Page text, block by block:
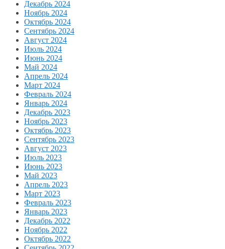
Декабрь 2024
Ноябрь 2024
Октябрь 2024
Сентябрь 2024
Август 2024
Июль 2024
Июнь 2024
Май 2024
Апрель 2024
Март 2024
Февраль 2024
Январь 2024
Декабрь 2023
Ноябрь 2023
Октябрь 2023
Сентябрь 2023
Август 2023
Июль 2023
Июнь 2023
Май 2023
Апрель 2023
Март 2023
Февраль 2023
Январь 2023
Декабрь 2022
Ноябрь 2022
Октябрь 2022